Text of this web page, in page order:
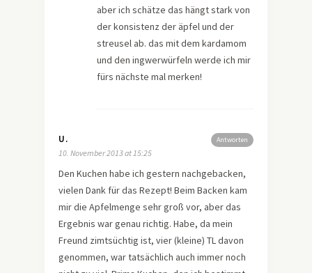
aber ich schätze das hängt stark von
der konsistenz der äpfel und der
streusel ab. das mit dem kardamom
und den ingwerwürfeln werde ich mir
fürs nächste mal merken!
Antworten
U.
10. November 2013 at 15:25
Den Kuchen habe ich gestern nachgebacken,
vielen Dank für das Rezept! Beim Backen kam
mir die Apfelmenge sehr groß vor, aber das
Ergebnis war genau richtig. Habe, da mein
Freund zimtsüchtig ist, vier (kleine) TL davon
genommen, war tatsächlich auch immer noch